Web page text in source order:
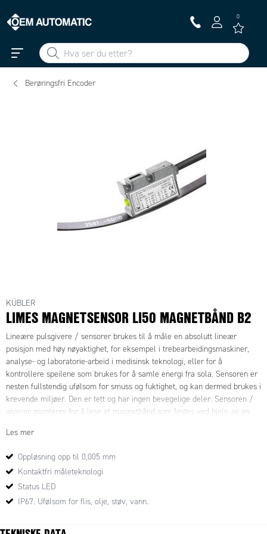
0
Berøringsfri Encoder
KÜBLER
LIMES MAGNETSENSOR LI50 MAGNETBÅND B2
Lineære pulsgivere / sensorer brukes til å måle en absolutt lineær
posisjon med høy nøyaktighet, for eksempel i trebearbeidingsmaskiner,
analyse- og laboratorie-arbeid i medisinsk teknologi, eller for å
kontrollere speilene som brukes for å samle energi fra sola. Sensoren er
nesten fullstendig ufølsom for smuss og fuktighet, og kan dermed brukes i
krevende miljøer. Den er tett og har ingen bevegelige deler. Sensoren /
giveren monteres for å lese et magnetbånd som festes ved hjelp av en
hvis mottakeren (kalkulator / PLC) har multiplikasjonsfunksjon, kan en
for mer informasjon.
Magnetbånd B2 har en polavstand på 5 mm. For LI50 / B2-
kombinasjonen skal avstanden mellom sensor og bånd være 0,1 til 2,0
Les mer
Oppløsning opp til 0,005 mm
Kontaktfri måleteknologi
Status LED
IP67. Ufølsom for flis, olje, støv, vann.